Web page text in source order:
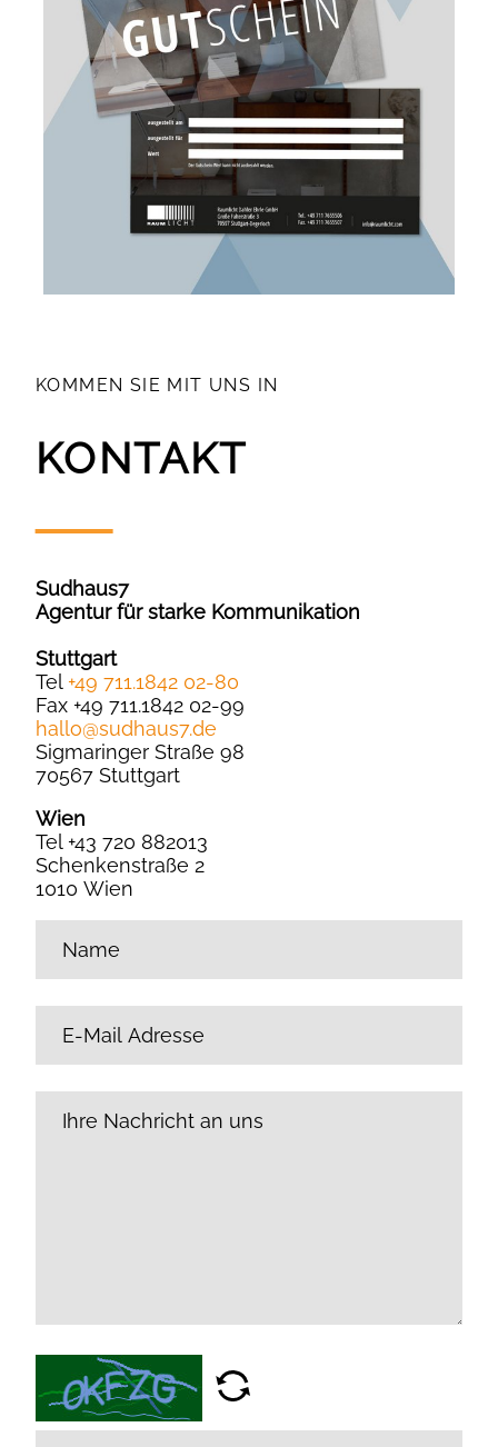
KOMMEN SIE MIT UNS IN
KONTAKT
Sudhaus7
Agentur für starke Kommunikation
Stuttgart
Tel +49 711.1842 02-80
Fax +49 711.1842 02-99
hallo@sudhaus7.de
Sigmaringer Straße 98
70567 Stuttgart
Wien
Tel +43 720 882013
Schenkenstraße 2
1010 Wien